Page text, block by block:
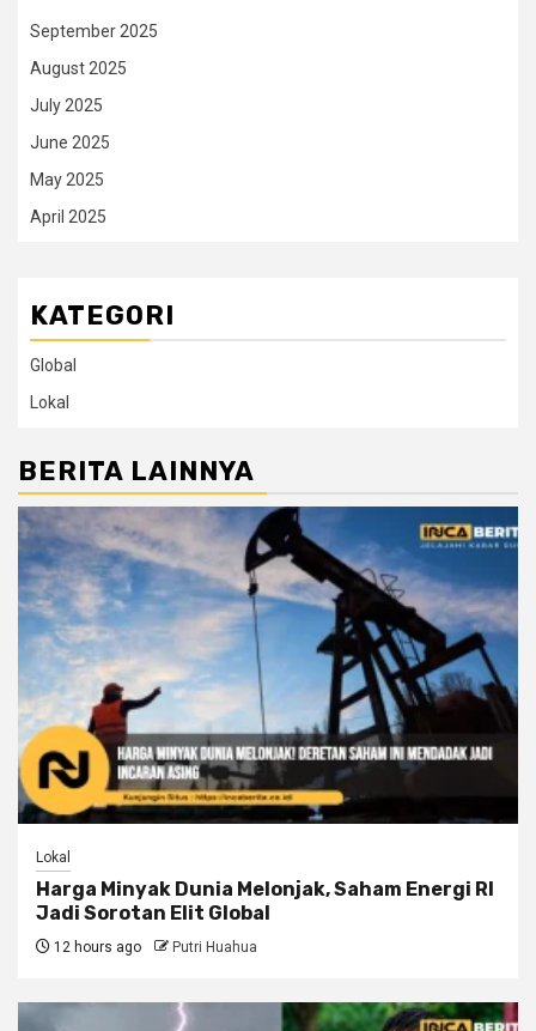
September 2025
August 2025
July 2025
June 2025
May 2025
April 2025
KATEGORI
Global
Lokal
BERITA LAINNYA
Lokal
Harga Minyak Dunia Melonjak, Saham Energi RI
Jadi Sorotan Elit Global
12 hours ago Putri Huahua